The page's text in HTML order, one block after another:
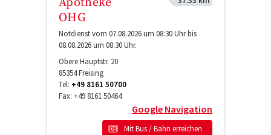
OHG
Notdienst vom 07.08.2026 um 08:30 Uhr bis
08.08.2026 um 08:30 Uhr.
Obere Hauptstr. 20
85354Freising
Tel: +49 8161 50700
Fax: +49 8161 50464
Google Navigation
Mit Bus / Bahn erreichen